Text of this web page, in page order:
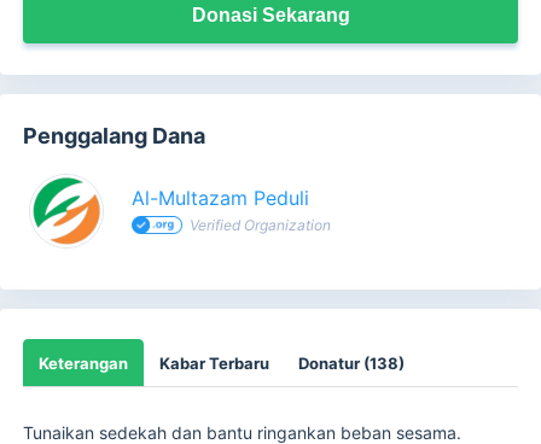
Donasi Sekarang
Penggalang Dana
Al-Multazam Peduli
Verified Organization
Keterangan Kabar Terbaru Donatur (138)
Tunaikan sedekah dan bantu ringankan beban sesama.